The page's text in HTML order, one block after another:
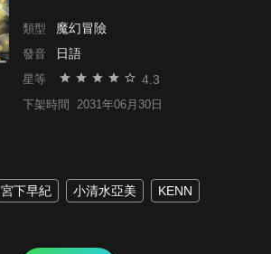
類型 魔幻冒險
發音 日語
星等 4.3
下架時間 2031年06月30日
宮下早紀 小清水亞美 KENN